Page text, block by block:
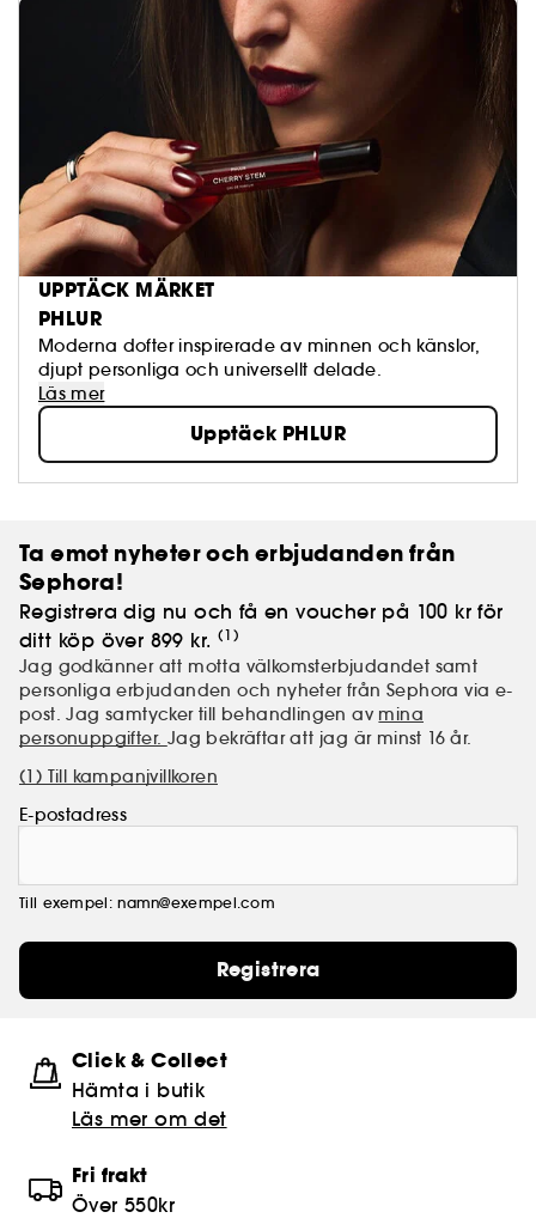
UPPTÄCK MÄRKET
PHLUR
Moderna dofter inspirerade av minnen och känslor,
djupt personliga och universellt delade.
Läs mer
Upptäck PHLUR
Ta emot nyheter och erbjudanden från
Sephora!
Registrera dig nu och få en voucher på 100 kr för
ditt köp över 899 kr. (1)
Jag godkänner att motta välkomsterbjudandet samt
personliga erbjudanden och nyheter från Sephora via e-
post. Jag samtycker till behandlingen av mina
personuppgifter. Jag bekräftar att jag är minst 16 år.
(1) Till kampanjvillkoren
E-postadress
Till exempel: namn@exempel.com
Registrera
Click & Collect
Hämta i butik​
Läs mer om det
Fri frakt
Över 550kr